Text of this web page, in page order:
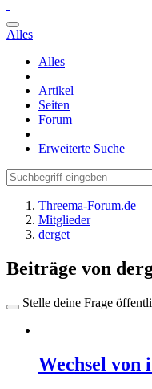
Alles
Alles
Artikel
Seiten
Forum
Erweiterte Suche
Threema-Forum.de
Mitglieder
derget
Beiträge von
Stelle deine Frage
Wechsel von